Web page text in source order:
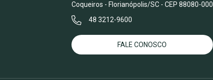
Coqueiros - Florianópolis/SC - CEP 88080-000
48 3212-9600
FALE CONOSCO